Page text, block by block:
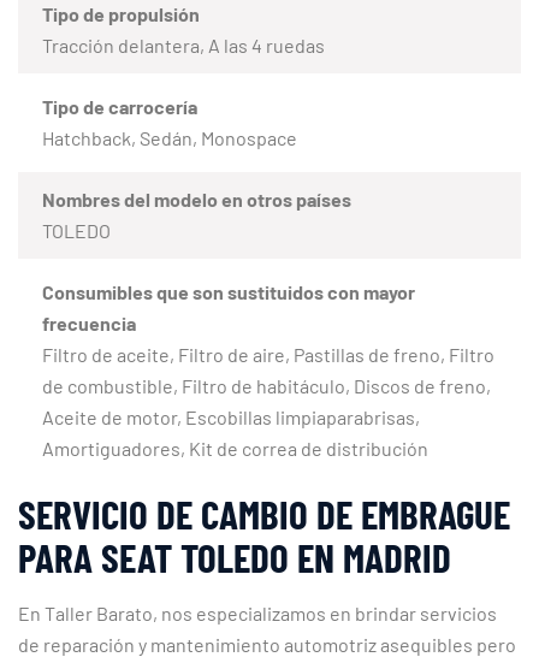
Tipo de propulsión
Tracción delantera, A las 4 ruedas
Tipo de carrocería
Hatchback, Sedán, Monospace
Nombres del modelo en otros países
TOLEDO
Consumibles que son sustituidos con mayor
frecuencia
Filtro de aceite, Filtro de aire, Pastillas de freno, Filtro
de combustible, Filtro de habitáculo, Discos de freno,
Aceite de motor, Escobillas limpiaparabrisas,
Amortiguadores, Kit de correa de distribución
SERVICIO DE CAMBIO DE EMBRAGUE
PARA SEAT TOLEDO EN MADRID
En Taller Barato, nos especializamos en brindar servicios
de reparación y mantenimiento automotriz asequibles pero